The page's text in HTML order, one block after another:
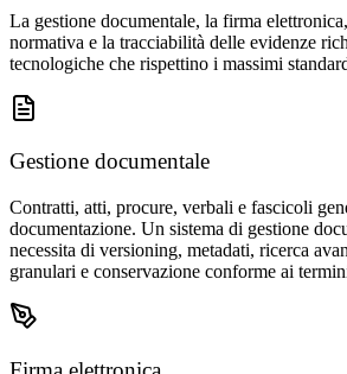
La gestione documentale, la firma
normativa e la tracciabilità delle evidenze
tecnologiche che rispettino i massimi
Gestione documentale
Contratti, atti, procure, verbali e fascicoli
documentazione. Un sistema di gestione
necessita di versioning, metadati, ricerca
granulari e conservazione conforme ai